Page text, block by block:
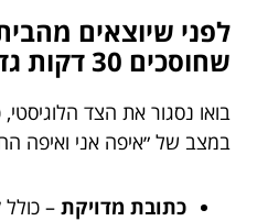
שחוסכים 30 דקות גדולות
בואו נסגור את הצד
במצב של ״איפה אני ואיפה
כתובת מדויקת –